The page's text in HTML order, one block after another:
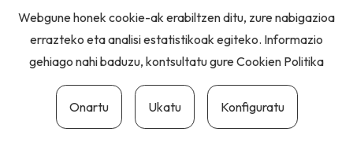
Webgune honek cookie-ak erabiltzen ditu, zure nabigazioa
errazteko eta analisi estatistikoak egiteko. Informazio
gehiago nahi baduzu, kontsultatu gureCookien Politika
Onartu Ukatu Konfiguratu